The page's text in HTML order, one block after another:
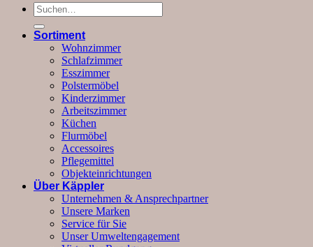
Suchen
nach:
Sortiment
Wohnzimmer
Schlafzimmer
Esszimmer
Polstermöbel
Kinderzimmer
Arbeitszimmer
Küchen
Flurmöbel
Accessoires
Pflegemittel
Objekteinrichtungen
Über Käppler
Unternehmen & Ansprechpartner
Unsere Marken
Service für Sie
Unser Umweltengagement